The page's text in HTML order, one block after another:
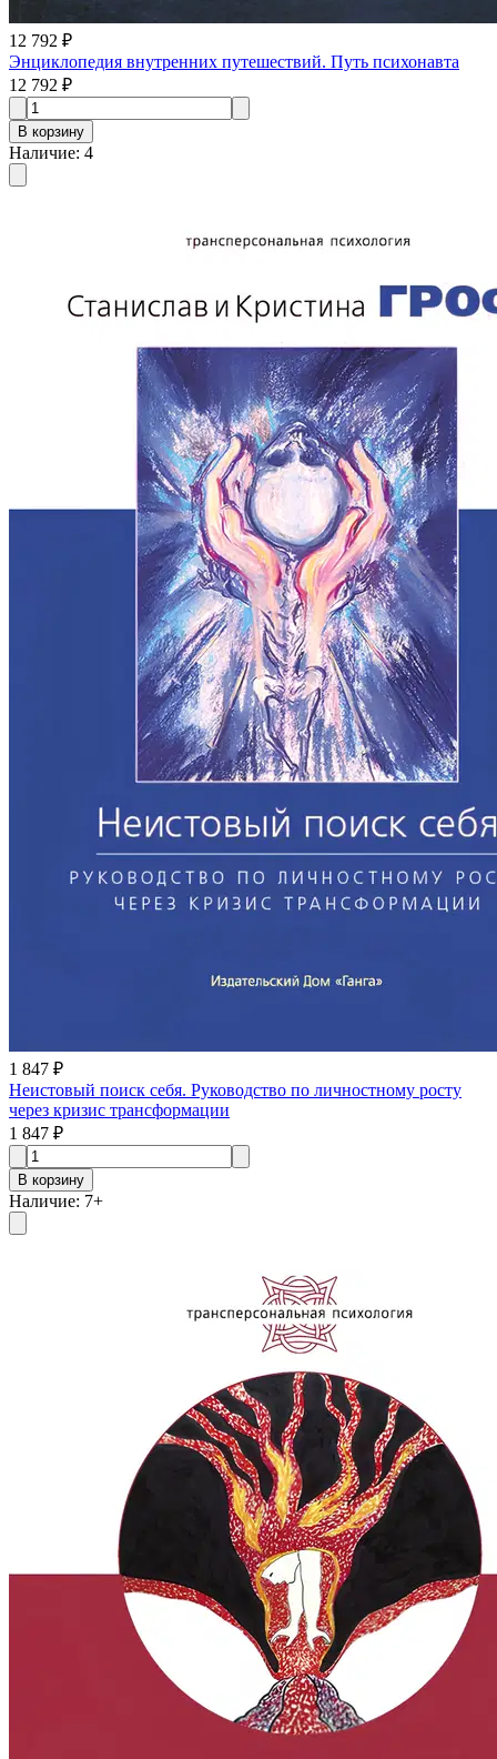
12 792 ₽
Энциклопедия внутренних путешествий. Путь психонавта
12 792 ₽
В корзину
Наличие: 4
1 847 ₽
Неистовый поиск себя. Руководство по личностному росту
через кризис трансформации
1 847 ₽
В корзину
Наличие: 7+